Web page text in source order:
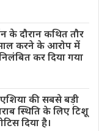
के दौरान कथित तौर
करने के आरोप में
कर दिया गया
की सबसे बड़ी
स्थिति के लिए टिशू
दिया है।